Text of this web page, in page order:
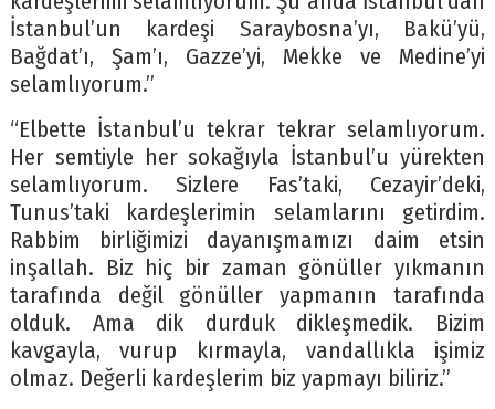
İstanbul’un kardeşi Saraybosna’yı, Bakü’yü,
Bağdat’ı, Şam’ı, Gazze’yi, Mekke ve Medine’yi
selamlıyorum.”
“Elbette İstanbul’u tekrar tekrar selamlıyorum.
Her semtiyle her sokağıyla İstanbul’u yürekten
selamlıyorum. Sizlere Fas’taki, Cezayir’deki,
Tunus’taki kardeşlerimin selamlarını getirdim.
Rabbim birliğimizi dayanışmamızı daim etsin
inşallah. Biz hiç bir zaman gönüller yıkmanın
tarafında değil gönüller yapmanın tarafında
olduk. Ama dik durduk dikleşmedik. Bizim
kavgayla, vurup kırmayla, vandallıkla işimiz
olmaz. Değerli kardeşlerim biz yapmayı biliriz.”